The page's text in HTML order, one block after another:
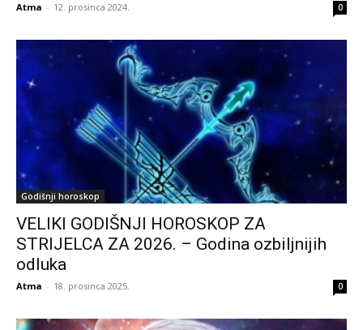
Atma - 12. prosinca 2024. 0
Godišnji horoskop
VELIKI GODIŠNJI HOROSKOP ZA
STRIJELCA ZA 2026. – Godina ozbiljnijih
odluka
Atma - 18. prosinca 2025. 0